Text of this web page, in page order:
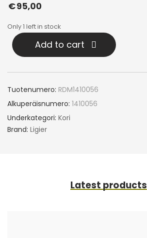
€95,00
Only 1 left in stock
Add to cart
Tuotenumero: RDM1410056
Alkuperäisnumero: 1410056
Underkategori: Kori
Brand: Ligier
Latest products